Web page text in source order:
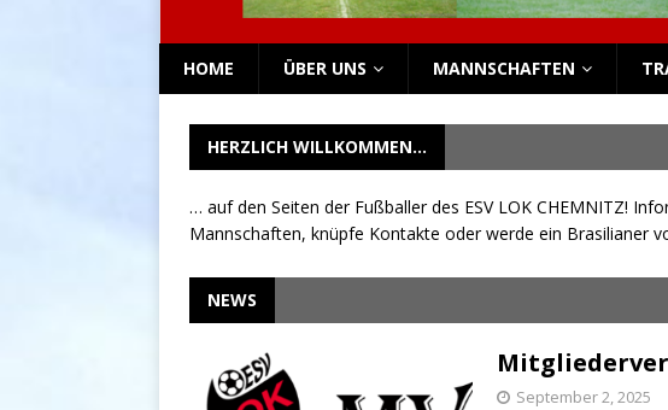
HOME ÜBER UNS MANNSCHAFTEN
HERZLICH WILLKOMMEN…
… auf den Seiten der Fußballer des ESV LOK CHEMNITZ!
Mannschaften, knüpfe Kontakte oder werde ein Brasilianer
NEWS
September 2, 2025